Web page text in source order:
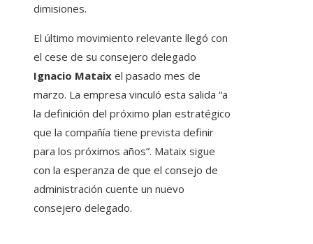
dimisiones.
El último movimiento relevante llegó con
el cese de su consejero delegado
Ignacio Mataix el pasado mes de
marzo. La empresa vinculó esta salida “a
la definición del próximo plan estratégico
que la compañía tiene prevista definir
para los próximos años”. Mataix sigue
con la esperanza de que el consejo de
administración cuente un nuevo
consejero delegado.